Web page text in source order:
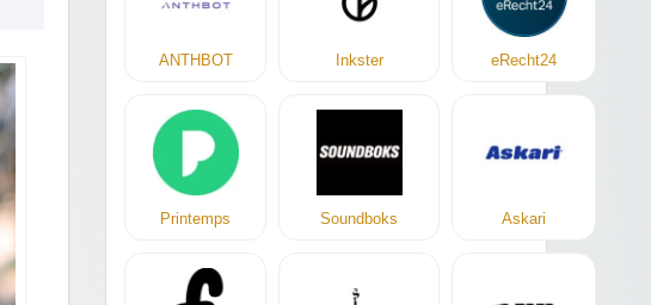
ANTHBOT Inkster eRecht24
Printemps Soundboks Askari